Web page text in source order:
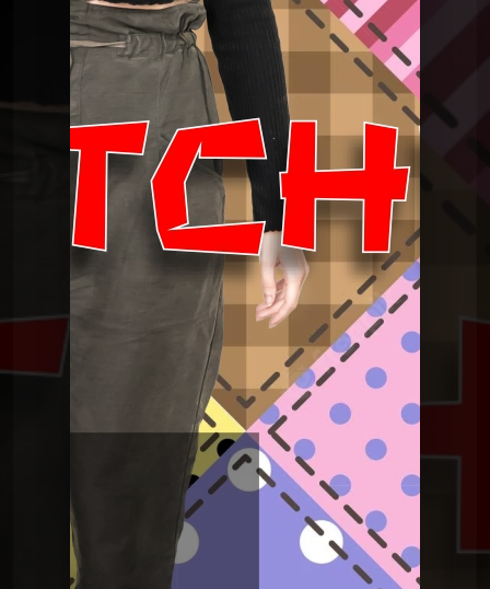
C'était mieux après CMA du 16 mai 2023
C'était mieux après CMA du 2 mai 2023
C'était mieux après CMA du 18 avril 2023
C'était mieux après CMA du 4 avril 2023
C'était mieux après CMA du 7 mars 2023
C'était mieux après CMA du 21 février 2023
C'était mieux après CMA du 07 février 2023